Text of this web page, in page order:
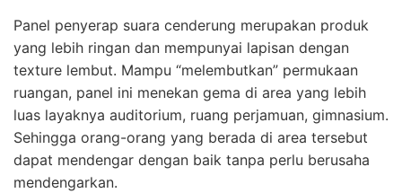
Panel penyerap suara cenderung merupakan produk
yang lebih ringan dan mempunyai lapisan dengan
texture lembut. Mampu “melembutkan” permukaan
ruangan, panel ini menekan gema di area yang lebih
luas layaknya auditorium, ruang perjamuan, gimnasium.
Sehingga orang-orang yang berada di area tersebut
dapat mendengar dengan baik tanpa perlu berusaha
mendengarkan.